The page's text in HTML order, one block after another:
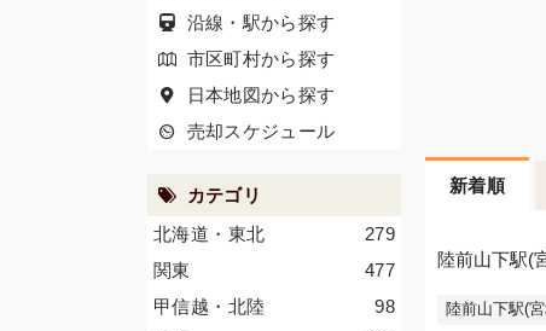
新着順
陸前山下駅(
陸前山下駅(
沿線・駅から探す
市区町村から探す
日本地図から探す
売却スケジュール
カテゴリ
279
北海道・東北
477
関東
98
甲信越・北陸